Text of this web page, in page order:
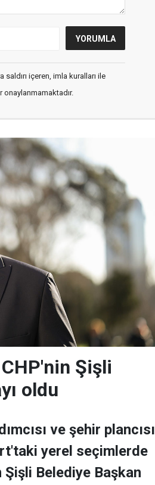
içeren, imla kuralları ile
onaylanmamaktadır.
Şişli
oldu
ve şehir plancısı
yerel seçimlerde
Belediye Başkan